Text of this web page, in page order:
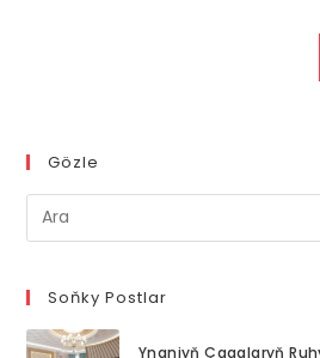
Gözle
Soňky Postlar
Ynanjyň Çagalaryň